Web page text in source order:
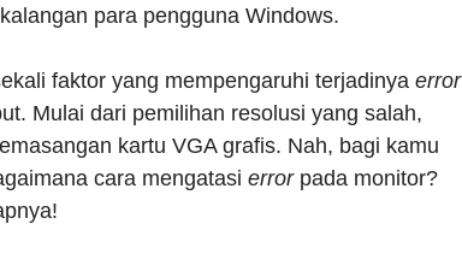
para pengguna Windows.
faktor yang mempengaruhi terjadinya error
Mulai dari pemilihan resolusi yang salah,
kartu VGA grafis. Nah, bagi kamu
cara mengatasi errorpada monitor?